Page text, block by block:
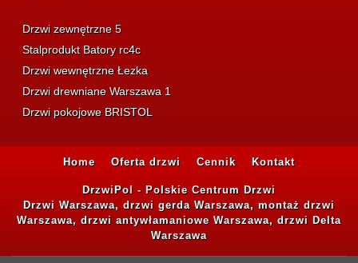
Drzwi zewnętrzne 5
Stalprodukt Batory rc4c
Drzwi wewnętrzne Łezka
Drzwi drewniane Warszawa 1
Drzwi pokojowe BRISTOL
Home Oferta drzwi Cennik Kontakt
DrzwiPol - Polskie Centrum Drzwi
Drzwi Warszawa, drzwi gerda Warszawa, montaż drzwi
Warszawa, drzwi antywłamaniowe Warszawa, drzwi Delta
Warszawa